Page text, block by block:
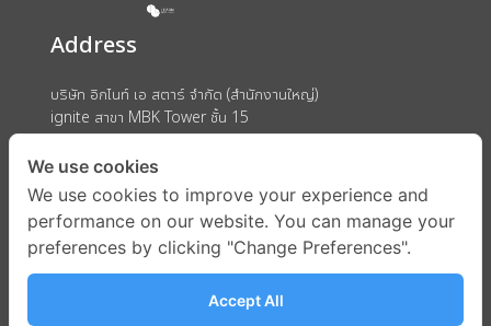
Address
บริษัท อิกไนท์ เอ สตาร์ จำกัด (สำนักงานใหญ่)
ignite สาขา MBK Tower ชั้น 15
ถนนพญาไท แขวงวังใหม่ เขตปทุมวัน กรุงเทพมหานคร 10330
We use cookies
We use cookies to improve your experience and
performance on our website. You can manage your
preferences by clicking "Change Preferences".
Accept All